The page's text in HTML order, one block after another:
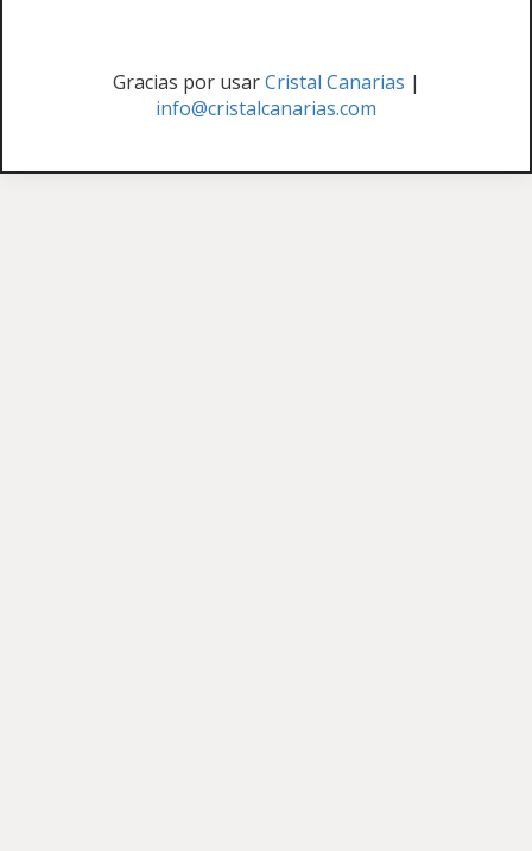
Gracias por usarCristal Canarias |
info@cristalcanarias.com